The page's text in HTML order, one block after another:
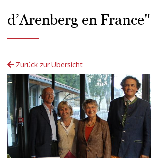
d’Arenberg en France"
Zurück zur Übersicht